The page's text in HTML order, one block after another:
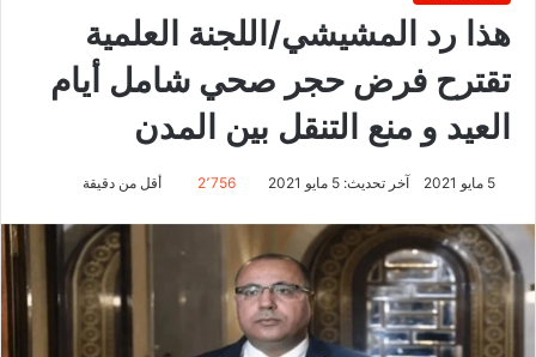
هذا رد المشيشي/اللجنة العلمية
تقترح فرض حجر صحي شامل أيام
العيد و منع التنقل بين المدن
5 مايو 2021 آخر تحديث: 5 مايو 2021 2٬756 أقل من دقيقة